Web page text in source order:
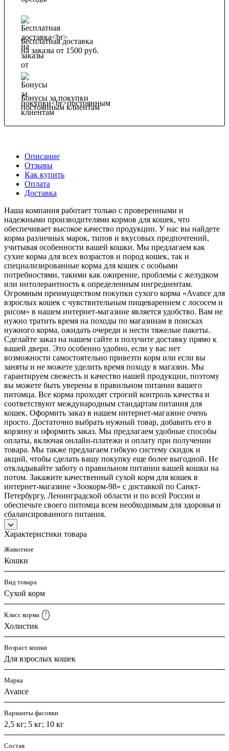
Бесплатная доставка
на заказы от 1500 руб.
Бонусы за покупки
постоянным клиентам
Описание
Отзывы
Как купить
Оплата
Доставка
Наша компания работает только с проверенными и
надежными производителями кормов для кошек, что
обеспечивает высокое качество продукции. У нас вы найдете
корма различных марок, типов и вкусовых предпочтений,
учитывая особенности вашей кошки. Мы предлагаем как
сухие корма для всех возрастов и пород кошек, так и
специализированные корма для кошек с особыми
потребностями, такими как ожирение, проблемы с желудком
или интолерантность к определенным ингредиентам.
Огромным преимуществом покупки сухого корма «Avance для
взрослых кошек с чувствительным пищеварением с лососем и
рисом» в нашем интернет-магазине является удобство. Вам не
нужно тратить время на походы по магазинам в поисках
нужного корма, ожидать очереди и нести тяжелые пакеты.
Сделайте заказ на нашем сайте и получите доставку прямо к
вашей двери. Это особенно удобно, если у вас нет
возможности самостоятельно привезти корм или если вы
заняты и не можете уделить время походу в магазин. Мы
гарантируем свежесть и качество нашей продукции, поэтому
вы можете быть уверены в правильном питании вашего
питомца. Все корма проходят строгий контроль качества и
соответствуют международным стандартам питания для
кошек. Оформить заказ в нашем интернет-магазине очень
просто. Достаточно выбрать нужный товар, добавить его в
корзину и оформить заказ. Мы предлагаем удобные способы
оплаты, включая онлайн-платежи и оплату при получении
товара. Мы также предлагаем гибкую систему скидок и
акций, чтобы сделать вашу покупку еще более выгодной. Не
откладывайте заботу о правильном питании вашей кошки на
потом. Закажите качественный сухой корм для кошек в
интернет-магазине «Зоокорм-98» с доставкой по Санкт-
Петербургу, Ленинградской области и по всей России и
обеспечьте своего питомца всем необходимым для здоровья и
сбалансированного питания.
Характеристики товара
Животное
Кошки
Вид товара
Сухой корм
Класс корма ?
Холистик
Возраст кошки
Для взрослых кошек
Марка
Avance
Варианты фасовки
2,5 кг; 5 кг; 10 кг
Состав